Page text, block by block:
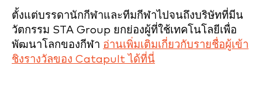
ตั้งแต่บรรดานักกีฬาและทีมกีฬาไปจนถึงบริษัทที่มีน
วัตกรรม STA Group ยกย่องผู้ที่ใช้เทคโนโลยีเพื่อ
พัฒนาโลกของกีฬา อ่านเพิ่มเติมเกี่ยวกับรายชื่อผู้เข้า
ชิงรางวัลของ Catapult ได้ที่นี่